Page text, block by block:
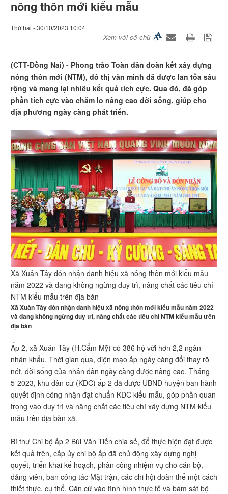
nông thôn mới kiểu mẫu
Thứ hai - 30/10/2023 10:04
Xem với cỡ chữ
(CTT-Đồng Nai) - Phong trào Toàn dân đoàn kết xây dựng
nông thôn mới (NTM), đô thị văn minh đã được lan tỏa sâu
rộng và mang lại nhiều kết quả tích cực. Qua đó, đã góp
phần tích cực vào chăm lo nâng cao đời sống, giúp cho
địa phương ngày càng phát triển.
Xã Xuân Tây đón nhận danh hiệu xã nông thôn mới kiểu mẫu
năm 2022 và đang không ngừng duy trì, nâng chất các tiêu chí
NTM kiểu mẫu trên địa bàn
Xã Xuân Tây đón nhận danh hiệu xã nông thôn mới kiểu mẫu năm 2022
và đang không ngừng duy trì, nâng chất các tiêu chí NTM kiểu mẫu trên
địa bàn
Ấp 2, xã Xuân Tây (H.Cẩm Mỹ) có 386 hộ với hơn 2,2 ngàn
nhân khẩu. Thời gian qua, diện mạo ấp ngày càng đổi thay rõ
nét, đời sống của nhân dân ngày càng được nâng cao. Tháng
5-2023, khu dân cư (KDC) ấp 2 đã được UBND huyện ban hành
quyết định công nhận đạt chuẩn KDC kiểu mẫu, góp phần quan
trọng vào duy trì và nâng chất các tiêu chí xây dựng NTM kiểu
mẫu trên địa bàn xã.
Bí thư Chi bộ ấp 2 Bùi Văn Tiến chia sẻ, để thực hiện đạt được
kết quả trên, cấp ủy chi bộ ấp đã chủ động xây dựng nghị
quyết, triển khai kế hoạch, phân công nhiệm vụ cho cán bộ,
đảng viên, ban công tác Mặt trận, các chi hội đoàn thể một cách
thiết thực, cụ thể. Căn cứ vào tình hình thực tế và bám sát bộ